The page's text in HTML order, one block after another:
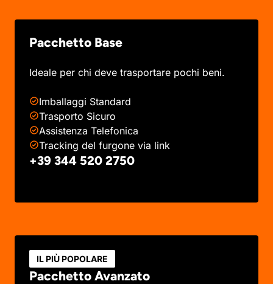
Pacchetto Base
Ideale per chi deve trasportare pochi beni.
Imballaggi Standard
Trasporto Sicuro
Assistenza Telefonica
Tracking del furgone via link
+39 344 520 2750
IL PIÙ POPOLARE
Pacchetto Avanzato